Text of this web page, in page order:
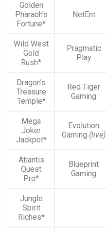
Golden
Pharaoh’s
Fortune*
NetEnt
Wild West
Gold
Rush*
Pragmatic
Play
Dragon’s
Treasure
Temple*
Red Tiger
Gaming
Mega
Joker
Jackpot*
Evolution
Gaming (live)
Atlantis
Quest
Pro*
Blueprint
Gaming
Jungle
Spirit
Riches*